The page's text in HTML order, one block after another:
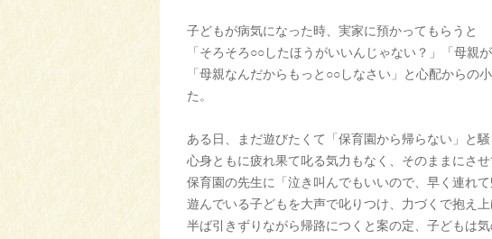
子どもが病気になった時、実家に預かってもらうと
「そろそろ○○したほうがいいんじゃない？」「母親
「母親なんだからもっと○○しなさい」と心配からの
た。
ある日、まだ遊びたくて「保育園から帰らない」と騒
心身ともに疲れ果て叱る気力もなく、そのままにさせ
保育園の先生に「泣き叫んでもいいので、早く連れ
遊んでいる子どもを大声で叱りつけ、力づくで抱え上
半ば引きずりながら帰路につくと案の定、子どもは気